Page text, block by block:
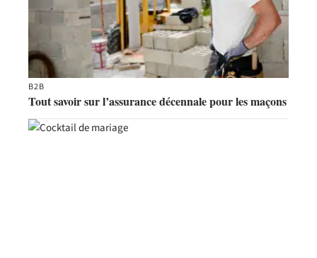
B2B
Tout savoir sur l’assurance décennale pour les maçons